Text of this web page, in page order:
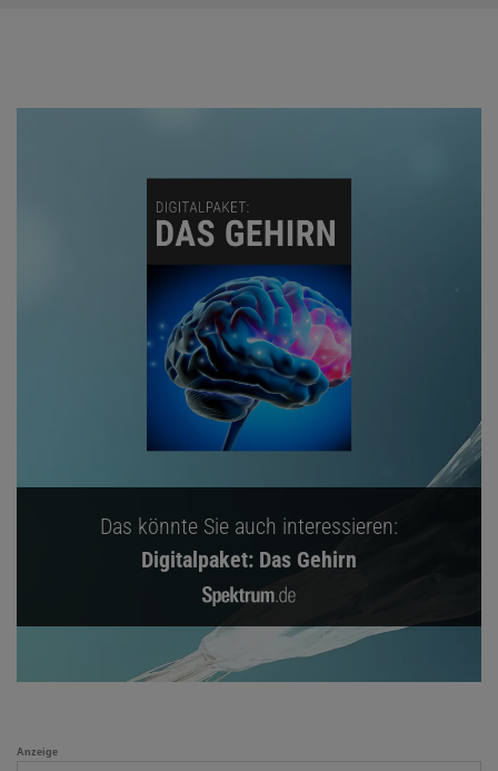
Das könnte Sie auch interessieren:
Digitalpaket: Das Gehirn
Anzeige